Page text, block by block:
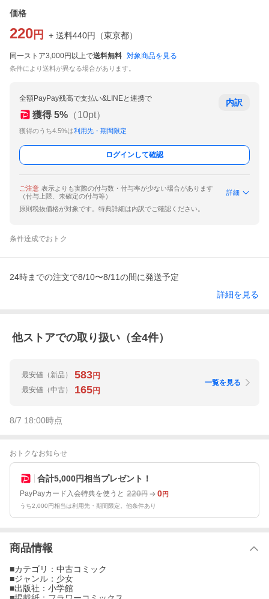
価格
220 円 + 送料440円 （東京都）
同一ストア3,000円以上で送料無料 対象商品を見る
条件により送料が異なる場合があります。
全額PayPay残高で支払い&LINEと連携で
獲得 5% （10pt）
獲得のうち4.5%は利用先・期間限定
内訳
ログインして確認
ご注意 表示よりも実際の付与数・付与率が少ない場合があります
（付与上限、未確定の付与等）
詳細
原則税抜価格が対象です。特典詳細は内訳でご確認ください。
条件達成でおトク
24時までの注文で8/10〜8/11の間に発送予定
詳細を見る
他ストアでの取り扱い（全4件）
最安値 （新品） 583円
最安値 （中古） 165円
一覧を見る
8/7 18:00時点
おトクなお知らせ
合計5,000円相当プレゼント！
PayPayカード入会特典を使うと 220円 0円
うち2,000円相当は利用先・期間限定。他条件あり
商品情報
■カテゴリ：中古コミック
■ジャンル：少女
■出版社：小学館